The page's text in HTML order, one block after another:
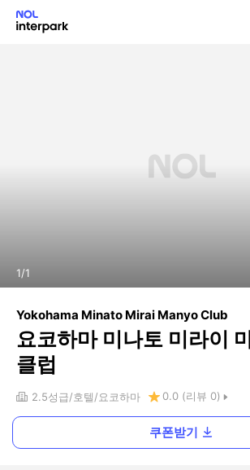
1/1
Yokohama Minato Mirai Manyo Club
요코하마 미나토 미라이
클럽
2.5성급 호텔 요코하마 0.0 (리뷰 0)
쿠폰받기